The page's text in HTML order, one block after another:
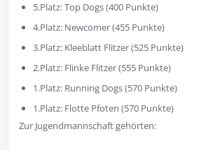
5.Platz: Top Dogs (400 Punkte)
4.Platz: Newcomer (455 Punkte)
3.Platz: Kleeblatt Flitzer (525 Punkte)
2.Platz: Flinke Flitzer (555 Punkte)
1.Platz: Running Dogs (570 Punkte)
1.Platz: Flotte Pfoten (570 Punkte)
Zur Jugendmannschaft gehörten: